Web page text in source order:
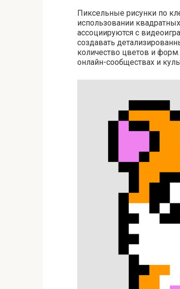
Пиксельные рисунки по
использовании
ассоциируются с
создавать
количество цветов и
онлайн-сообществах и